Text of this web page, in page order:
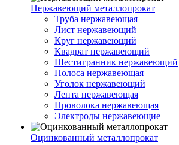
Нержавеющий металлопрокат
Труба нержавеющая
Лист нержавеющий
Круг нержавеющий
Квадрат нержавеющий
Шестигранник нержавеющий
Полоса нержавеющая
Уголок нержавеющий
Лента нержавеющая
Проволока нержавеющая
Электроды нержавеющие
Оцинкованный металлопрокат